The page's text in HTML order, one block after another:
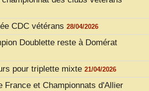
CDC vétérans 28/04/2026
Doublette reste à Domérat
pour triplette mixte 21/04/2026
France et Championnats d'Allier